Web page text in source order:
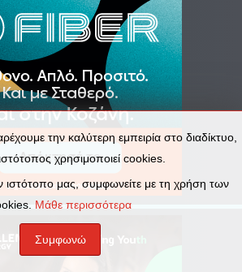
την καλύτερη εμπειρία στο διαδίκτυο,
χρησιμοποιεί cookies.
ιστότοπο μας, συμφωνείτε με τη χρήση των
Μάθε περισσότερα
Συμφωνώ